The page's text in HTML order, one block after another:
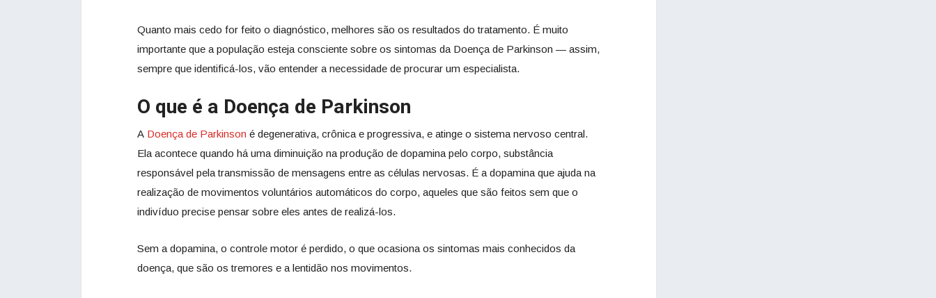
Quanto mais cedo for feito o diagnóstico, melhores são os resultados do tratamento. É muito
importante que a população esteja consciente sobre os sintomas da Doença de Parkinson — assim,
sempre que identificá-los, vão entender a necessidade de procurar um especialista.
O que é a Doença de Parkinson
A Doença de Parkinson é degenerativa, crônica e progressiva, e atinge o sistema nervoso central.
Ela acontece quando há uma diminuição na produção de dopamina pelo corpo, substância
responsável pela transmissão de mensagens entre as células nervosas. É a dopamina que ajuda na
realização de movimentos voluntários automáticos do corpo, aqueles que são feitos sem que o
indivíduo precise pensar sobre eles antes de realizá-los.
Sem a dopamina, o controle motor é perdido, o que ocasiona os sintomas mais conhecidos da
doença, que são os tremores e a lentidão nos movimentos.